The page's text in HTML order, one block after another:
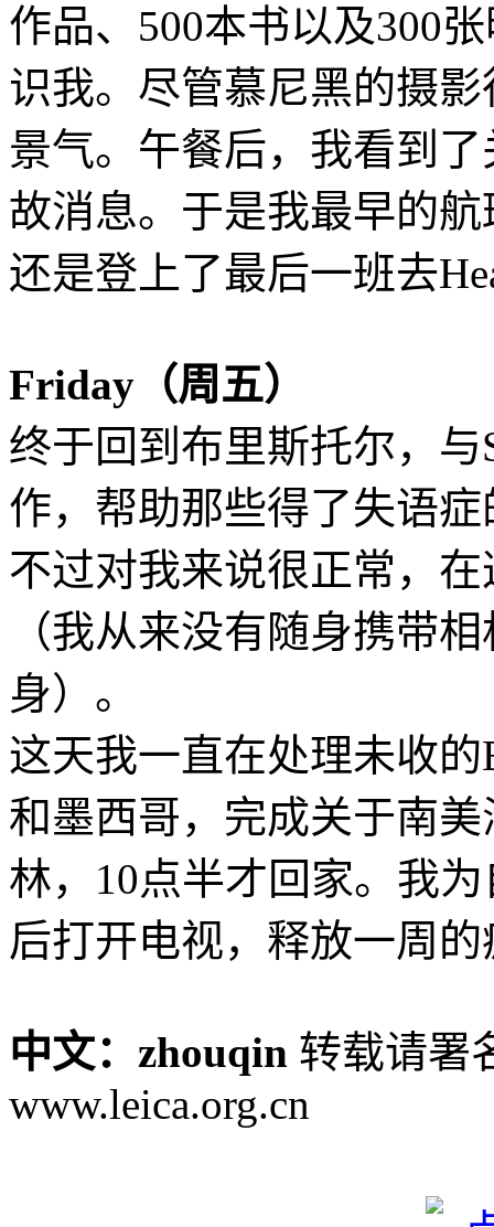
作品、500本书以及300
识我。尽管慕尼黑的摄
景气。午餐后，我看到
故消息。于是我最早的
还是登上了最后一班去
Friday（周五）
终于回到布里斯托尔，
作，帮助那些得了失语
不过对我来说很正常，
（我从来没有随身携带
身）。
这天我一直在处理未收
和墨西哥，完成关于南
林，10点半才回家。我
后打开电视，释放一周
中文：zhouqin 转载请署
www.leica.org.cn